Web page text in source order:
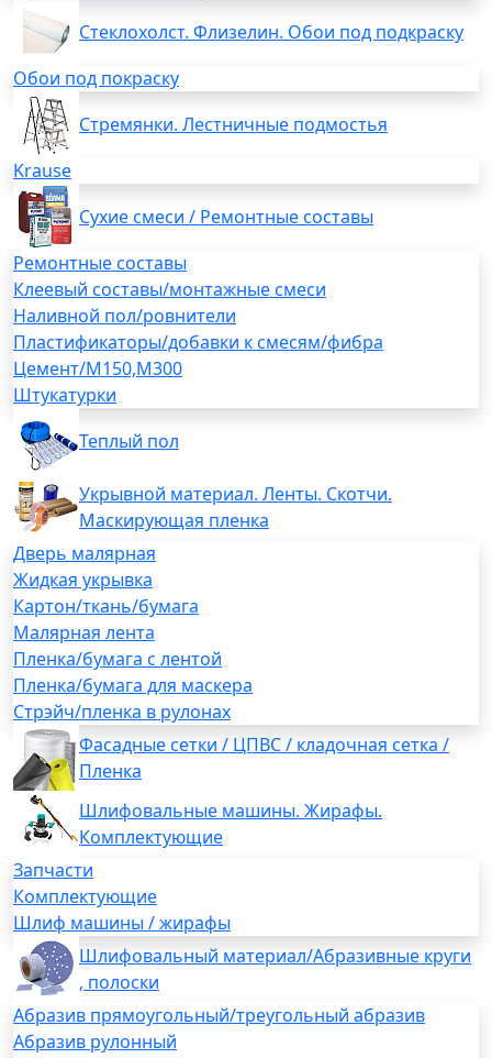
Стеклохолст. Флизелин. Обои под подкраску
Обои под покраску
Стремянки. Лестничные подмостья
Krause
Сухие смеси / Ремонтные составы
Ремонтные составы
Клеевый составы/монтажные смеси
Наливной пол/ровнители
Пластификаторы/добавки к смесям/фибра
Цемент/М150,М300
Штукатурки
Теплый пол
Укрывной материал. Ленты. Скотчи.
Маскирующая пленка
Дверь малярная
Жидкая укрывка
Картон/ткань/бумага
Малярная лента
Пленка/бумага с лентой
Пленка/бумага для маскера
Стрэйч/пленка в рулонах
Фасадные сетки / ЦПВС / кладочная сетка /
Пленка
Шлифовальные машины. Жирафы.
Комплектующие
Запчасти
Комплектующие
Шлиф машины / жирафы
Шлифовальный материал/Абразивные круги
, полоски
Абразив прямоугольный/треугольный абразив
Абразив рулонный